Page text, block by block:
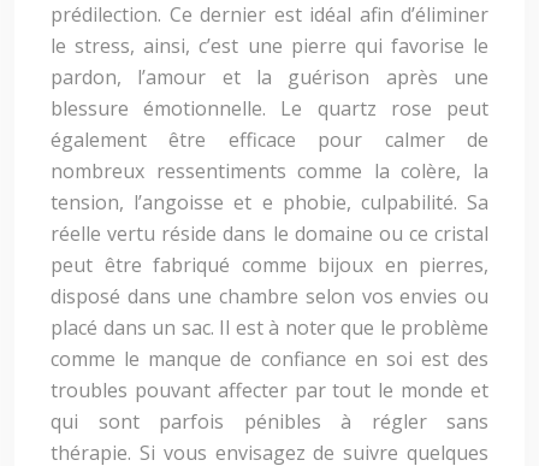
prédilection. Ce dernier est idéal afin d’éliminer
le stress, ainsi, c’est une pierre qui favorise le
pardon, l’amour et la guérison après une
blessure émotionnelle. Le quartz rose peut
également être efficace pour calmer de
nombreux ressentiments comme la colère, la
tension, l’angoisse et e phobie, culpabilité. Sa
réelle vertu réside dans le domaine ou ce cristal
peut être fabriqué comme bijoux en pierres,
disposé dans une chambre selon vos envies ou
placé dans un sac. Il est à noter que le problème
comme le manque de confiance en soi est des
troubles pouvant affecter par tout le monde et
qui sont parfois pénibles à régler sans
thérapie. Si vous envisagez de suivre quelques